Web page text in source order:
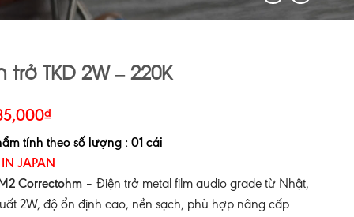
TKD 2W – 220K
₫
tính theo số lượng : 01 cái
JAPAN
Correctohm – Điện trở metal film audio grade từ Nhật,
2W, độ ổn định cao, nền sạch, phù hợp nâng cấp